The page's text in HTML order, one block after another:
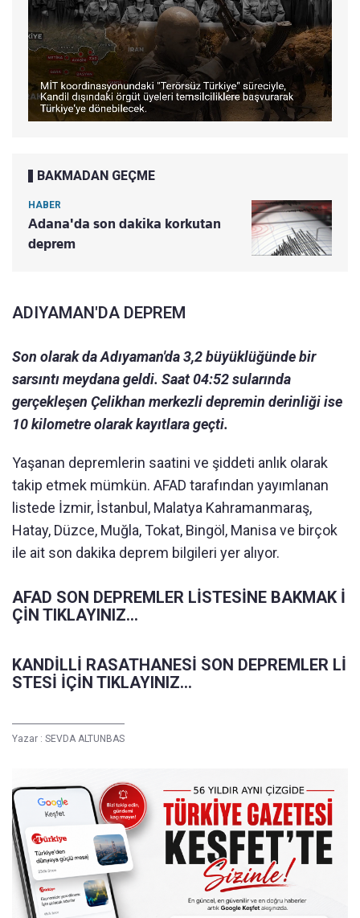
BAKMADAN GEÇME
HABER
Adana'da son dakika korkutan
deprem
ADIYAMAN'DA DEPREM
Son olarak da Adıyaman'da 3,2 büyüklüğünde bir
sarsıntı meydana geldi. Saat 04:52 sularında
gerçekleşen Çelikhan merkezli depremin derinliği ise
10 kilometre olarak kayıtlara geçti.
Yaşanan depremlerin saatini ve şiddeti anlık olarak
takip etmek mümkün. AFAD tarafından yayımlanan
listede İzmir, İstanbul, Malatya Kahramanmaraş,
Hatay, Düzce, Muğla, Tokat, Bingöl, Manisa ve birçok
ile ait son dakika deprem bilgileri yer alıyor.
AFAD SON DEPREMLER LİSTESİNE BAKMAK İ
ÇİN TIKLAYINIZ...
KANDİLLİ RASATHANESİ SON DEPREMLER Lİ
STESİ İÇİN TIKLAYINIZ...
Yazar : SEVDA ALTUNBAS